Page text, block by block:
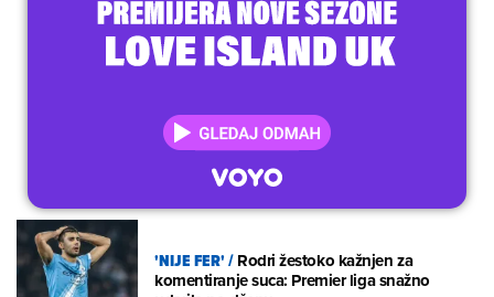
'NIJE FER'/Rodri žestoko kažnjen za
komentiranje suca: Premier liga snažno